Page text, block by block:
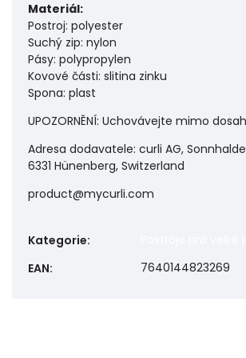
Materiál:
Postroj: polyester
Suchý zip: nylon
Pásy: polypropylen
Kovové části: slitina zinku
Spona: plast
UPOZORNĚNÍ: Uchovávejte mimo
Adresa dodavatele: curli AG,
6331 Hünenberg, Switzerland
product@mycurli.com
Kategorie:
EAN: 7640144823269